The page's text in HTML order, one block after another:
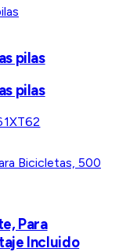
pilas
pilas
Para
Incluido